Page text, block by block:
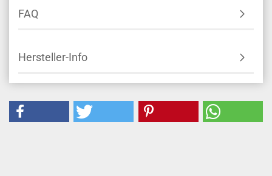
FAQ
Hersteller-Info